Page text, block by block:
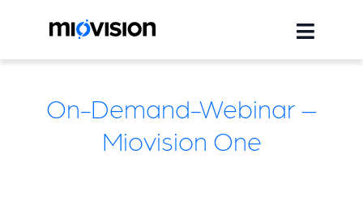
On-Demand-Webinar –
Miovision One